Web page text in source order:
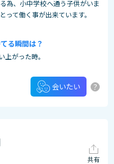
為、小中学校へ通う子供がいま
て働く事が出来ています。
る瞬間は？
がった時。
会いたい ?
共有